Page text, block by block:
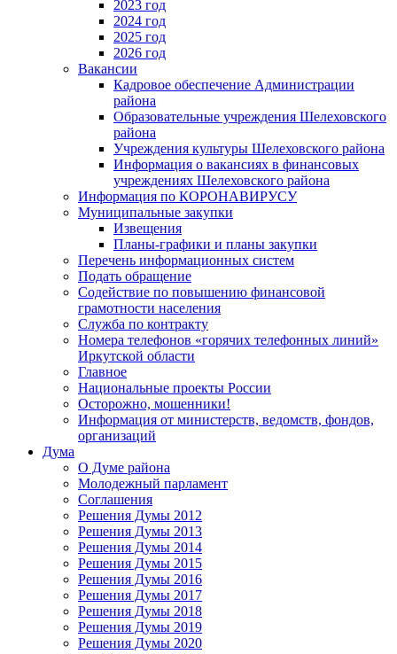
2023 год
2024 год
2025 год
2026 год
Вакансии
Кадровое обеспечение Администрации
района
Образовательные учреждения Шелеховского
района
Учреждения культуры Шелеховского района
Информация о вакансиях в финансовых
учреждениях Шелеховского района
Информация по КОРОНАВИРУСУ
Муниципальные закупки
Извещения
Планы-графики и планы закупки
Перечень информационных систем
Подать обращение
Содействие по повышению финансовой
грамотности населения
Служба по контракту
Номера телефонов «горячих телефонных линий»
Иркутской области
Главное
Национальные проекты России
Осторожно, мошенники!
Информация от министерств, ведомств, фондов,
организаций
Дума
О Думе района
Молодежный парламент
Соглашения
Решения Думы 2012
Решения Думы 2013
Решения Думы 2014
Решения Думы 2015
Решения Думы 2016
Решения Думы 2017
Решения Думы 2018
Решения Думы 2019
Решения Думы 2020